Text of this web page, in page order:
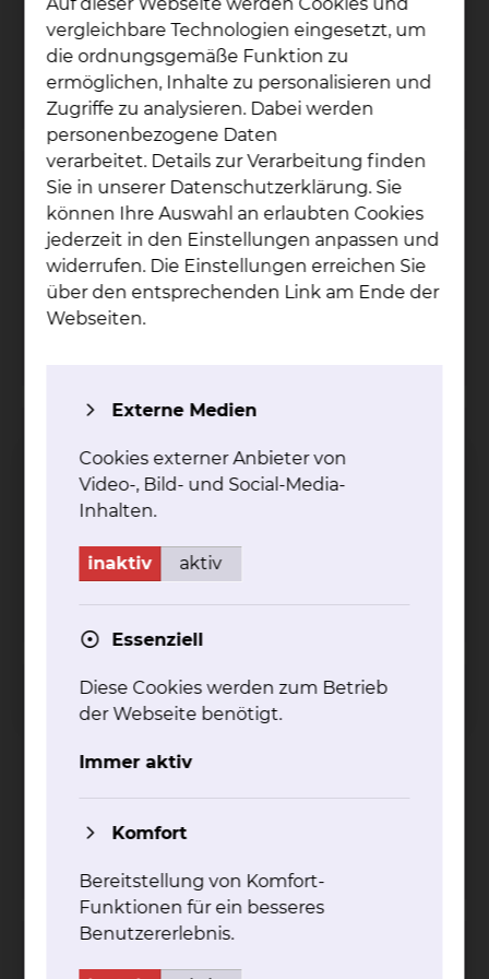
Tel.:+49 531 595 3859
Per E-Mail kontaktieren
mehr
Brustkrebszentrum
Celler Straße 38, 38114 Braunschweig
Tel.:+49 531 595 3707
Fax: +49 531 595 3751
Per E-Mail kontaktieren
Celler Straße 38, 38114 Braunschweig
Tel.:+49 531 595 3273
Per E-Mail kontaktieren
Prostatakrebszentrum
Tel.:+49 531 595 2353
Fax: +49 531 595 2657
vergleichbare Technologien eingesetzt, um
die ordnungsgemäße Funktion zu
ermöglichen, Inhalte zu personalisieren und
Zugriffe zu analysieren. Dabei werden
personenbezogene Daten
verarbeitet. Details zur Verarbeitung finden
Sie in unserer Datenschutzerklärung. Sie
können Ihre Auswahl an erlaubten Cookies
jederzeit in den Einstellungen anpassen und
widerrufen. Die Einstellungen erreichen Sie
über den entsprechenden Link am Ende der
Webseiten.
Externe Medien
Cookies externer Anbieter von
Video-, Bild- und Social-Media-
Inhalten.
inaktiv aktiv
Essenziell
Diese Cookies werden zum Betrieb
der Webseite benötigt.
Immer aktiv
Komfort
Bereitstellung von Komfort-
Funktionen für ein besseres
Benutzererlebnis.